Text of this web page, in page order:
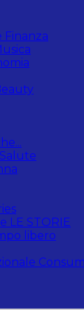
Finanza
LE STORIE
libero